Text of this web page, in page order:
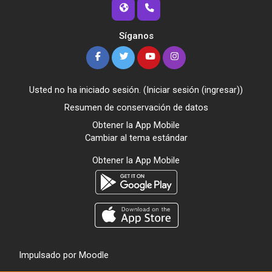
Síganos
Usted no ha iniciado sesión. (Iniciar sesión (ingresar))
Resumen de conservación de datos
Obtener la App Mobile
Cambiar al tema estándar
Obtener la App Mobile
Impulsado por Moodle